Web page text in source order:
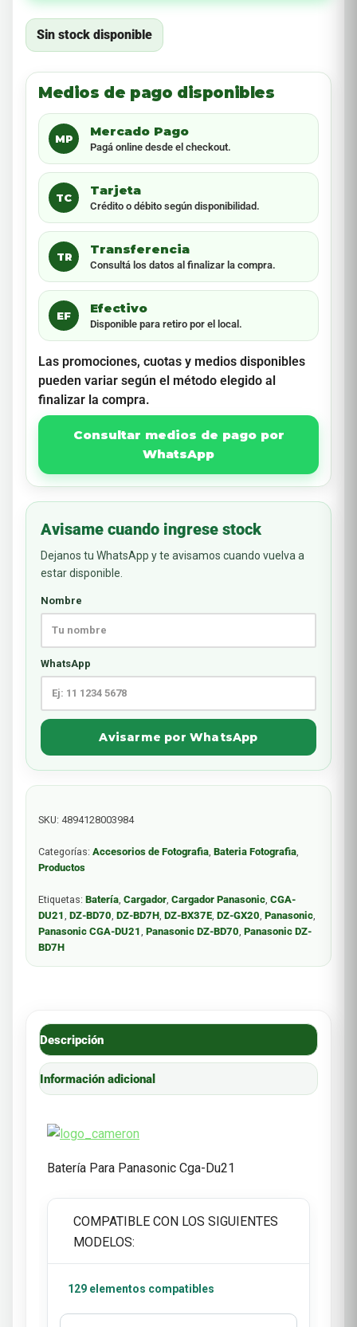
Sin stock disponible
Medios de pago disponibles
MP
Mercado Pago
Pagá online desde el checkout.
TC
Tarjeta
Crédito o débito según disponibilidad.
TR
Transferencia
Consultá los datos al finalizar la compra.
EF
Efectivo
Disponible para retiro por el local.
Las promociones, cuotas y medios disponibles
pueden variar según el método elegido al
finalizar la compra.
Consultar medios de pago por
WhatsApp
Avisame cuando ingrese stock
Dejanos tu WhatsApp y te avisamos cuando vuelva a
estar disponible.
Nombre
WhatsApp
Avisarme por WhatsApp
SKU: 4894128003984
Categorías: Accesorios de Fotografia, Bateria Fotografia,
Productos
Etiquetas: Batería, Cargador, Cargador Panasonic, CGA-
DU21, DZ-BD70, DZ-BD7H, DZ-BX37E, DZ-GX20, Panasonic,
Panasonic CGA-DU21, Panasonic DZ-BD70, Panasonic DZ-
BD7H
Descripción
Información adicional
Batería Para Panasonic Cga-Du21
COMPATIBLE CON LOS SIGUIENTES
MODELOS:
129 elementos compatibles